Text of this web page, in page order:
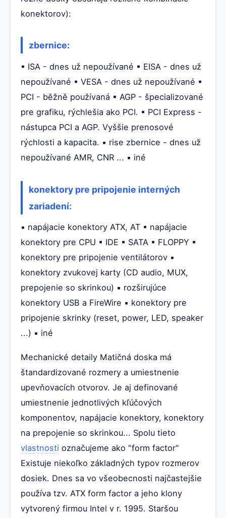
konektorov):
zbernice:
▪ ISA - dnes už nepoužívané ▪ EISA - dnes už
nepoužívané ▪ VESA - dnes už nepoužívané ▪
PCI - běžně používaná ▪ AGP - špecializované
pre grafiku, rýchlešia ako PCI. ▪ PCI Express -
nástupca PCI a AGP. Vyššie prenosové
rýchlosti a kapacita. ▪ rise zbernice - dnes už
nepoužívané AMR, CNR ... ▪ iné
konektory pre pripojenie interných
zariadení:
▪ napájacie konektory ATX, AT ▪ napájacie
konektory pre CPU ▪ IDE ▪ SATA ▪ FLOPPY ▪
konektory pre pripojenie ventilátorov ▪
konektory zvukovej karty (CD audio, MUX,
prepojenie so skrinkou) ▪ rozširujúce
konektory USB a FireWire ▪ konektory pre
pripojenie skrinky (reset, power, LED, speaker
...) ▪ iné
Mechanické detaily Matičná doska má
štandardizované rozmery a umiestnenie
upevňovacích otvorov. Je aj definované
umiestnenie jednotlivých kľúčových
komponentov, napájacie konektory, konektory
na prepojenie so skrinkou... Spolu tieto
vlastnosti označujeme ako "form factor"
Existuje niekoľko základných typov rozmerov
dosiek. Dnes sa vo všeobecnosti najčastejšie
používa tzv. ATX form factor a jeho klony
vytvorený firmou Intel v r. 1995. Staršou